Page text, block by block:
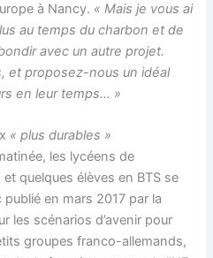
à Nancy. « Mais je vous ai
au temps du charbon et de
avec un autre projet.
et proposez-nous un idéal
en leur temps… »
« plus durables »
les lycéens de
quelques élèves en BTS se
en mars 2017 par la
les scénarios d’avenir pour
groupes franco-allemands,